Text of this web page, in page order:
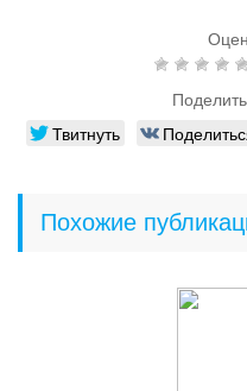
Твитнуть
Похожие